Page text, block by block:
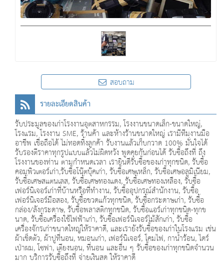
สอบถาม
รายละเอียดสินค้า
รับประมูลของเก่าโรงงานอุตสาหกรรม, โรงงานขนาดเล็ก-ขนาดใหญ่,
โรงแรม, โรงงาน SME, ร้านค้า และห้างร้านขนาดใหญ่ เรามีทีมงานมือ
อาชีพ เชื่อถือได้ ไม่ทอดทิ้งลูกค้า รับงานแล้วเก็บกวาด 100% มั่นใจได้
รับรองตีราคาทุกรูปแบบแล้วไม่ผิดหวัง พูดคุยกันก่อนได้ รับซื้อถึงที่ ถึง
โรงงานของท่าน ตามกำหนดเวลา เรายินดีรับซื้อของเก่าทุกชนิด, รับซื้อ
คอมพิวเตอร์เก่า,รับซื้อโน๊ตบุ๊คเก่า, รับซื้อเศษเหล็ก, รับซื้อเศษอลูมิเนียม,
รับซื้อเศษสแตนเลส, รับซื้อเศษทองแดง, รับซื้อเศษทองเหลือง, รับซื้อ
เฟอร์นิเจอร์เก่าที่บ้านหรือที่ทำงาน, รับซื้ออุปกรณ์สำนักงาน, รับซื้อ
เฟอร์นิเจอร์มือสอง, รับซื้อขวดแก้วทุกชนิด, รับซื้อกระดาษเก่า, รับซื้อ
กล่อง/ลังกระดาษ, รับซื้อพลาสติกทุกชนิด, รับซื้อแอร์เก่าทุกชนิด-ทุกข
นาด, รับซื้อเครื่องใช้ไฟฟ้าเก่า, รับซื้อเฟอร์นิเจอร์ไม้สักเก่า, รับซื้อ
เครื่องจักรเก่าขนาดใหญ่ให้ราคาดี, และเรายังรับซื้อของเก่าในโรงแรม เช่น
ผ้าเช็ดตัว, ผ้าปูที่นอน, หมอนเก่า, เฟอร์นิเจอร์, โคมไฟ, กาน้ำร้อน, ไดร์
เป่าผม, โซฟา, เตียงนอน, ที่นอน และอื่น ๆ รับซื้อของเก่าทุกชนิดจำนวน
มาก บริการรับซื้อถึงที่ จ่ายเงินสด ให้ราคาดี